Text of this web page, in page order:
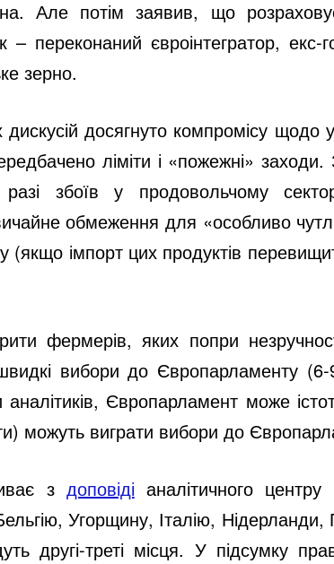
Але потім заявив, що
– переконаний євроінтегратор,
зерно.
дискусій досягнуто компромісу
ліміти і «пожежні»
збоїв у продовольчому
обмеження для «особливо
(якщо імпорт цих продуктів
фермерів, яких попри
вибори до Європарламенту
аналітиків, Європарламент може
можуть виграти вибори до
з доповіді аналітичного
Угорщину, Італію,
другі-треті місця. У підсумку